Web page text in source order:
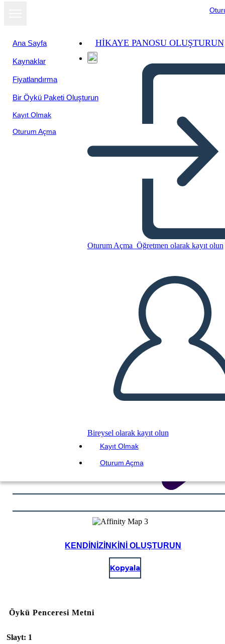
Ana Sayfa
Kaynaklar
Fiyatlandırma
Bir Öykü Paketi Oluşturun
Kayıt Olmak
Oturum Açma
HIKAYE PANOSU OLUŞTURUN
Oturum Açma Öğretmen olarak kayıt olun
Bireysel olarak kayıt olun
Kayıt Olmak
Oturum Açma
Bu Öykü Panosunu kopyala
BİR HİKAYE PANOSU OLUŞTUR
BENİ OKU
KENDINIZINKINI OLUŞTURUN
Kopyala
Öykü Penceresi Metni
Slayt: 1